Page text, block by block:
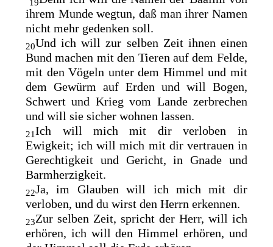
19
ihrem Munde wegtun, daß man ihrer Namen
nicht mehr gedenken soll.
20Und ich will zur selben Zeit ihnen einen
Bund machen mit den Tieren auf dem Felde,
mit den Vögeln unter dem Himmel und mit
dem Gewürm auf Erden und will Bogen,
Schwert und Krieg vom Lande zerbrechen
und will sie sicher wohnen lassen.
21Ich will mich mit dir verloben in
Ewigkeit; ich will mich mit dir vertrauen in
Gerechtigkeit und Gericht, in Gnade und
Barmherzigkeit.
22Ja, im Glauben will ich mich mit dir
verloben, unddu wirst den Herrn erkennen.
23Zur selben Zeit, spricht der Herr, will ich
erhören, ich will den Himmel erhören, und